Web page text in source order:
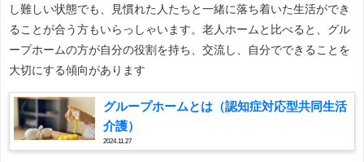
し難しい状態でも、見慣れた人たちと一緒に落ち着いた生活ができ
ることが合う方もいらっしゃいます。老人ホームと比べると、グル
ープホームの方が自分の役割を持ち、交流し、自分でできることを
大切にする傾向があります
グループホームとは（認知症対応型共同生活
介護）
2024.11.27